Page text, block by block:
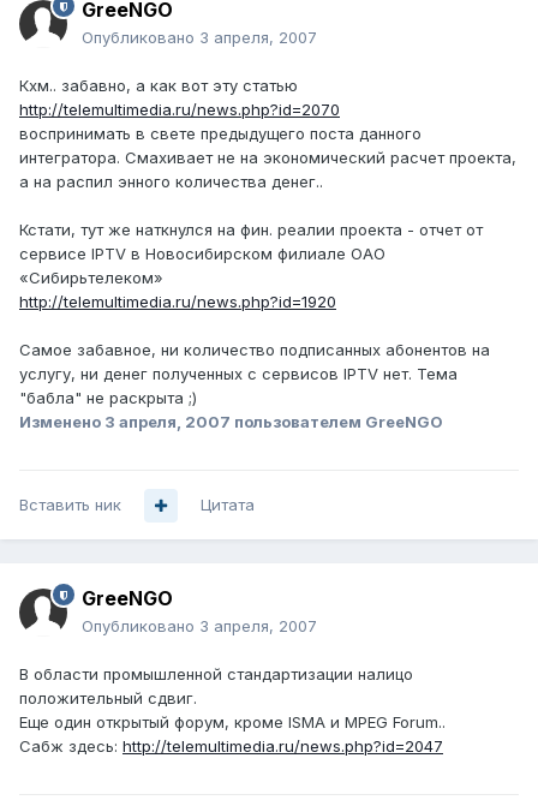
GreeNGO
Опубликовано 3 апреля, 2007
Кхм.. забавно, а как вот эту статью
http://telemultimedia.ru/news.php?id=2070
воспринимать в свете предыдущего поста данного
интегратора. Смахивает не на экономический расчет проекта,
а на распил энного количества денег..
Кстати, тут же наткнулся на фин. реалии проекта - отчет от
сервисе IPTV в Новосибирском филиале ОАО
«Сибирьтелеком»
http://telemultimedia.ru/news.php?id=1920
Самое забавное, ни количество подписанных абонентов на
услугу, ни денег полученных с сервисов IPTV нет. Тема
"бабла" не раскрыта ;)
Изменено 3 апреля, 2007 пользователем GreeNGO
Вставить ник Цитата
GreeNGO
Опубликовано 3 апреля, 2007
В области промышленной стандартизации налицо
положительный сдвиг.
Еще один открытый форум, кроме ISMA и MPEG Forum..
Сабж здесь: http://telemultimedia.ru/news.php?id=2047